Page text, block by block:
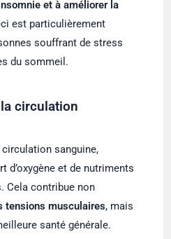
et à améliorer la
est particulièrement
souffrant de stress
du sommeil.
circulation
sanguine,
d’oxygène et de nutriments
Cela contribue non
tensions musculaires, mais
santé générale.